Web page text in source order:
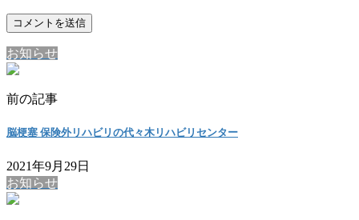
お知らせ
前の記事
脳梗塞 保険外リハビリの代々木リハビリセンター
2021年9月29日
お知らせ